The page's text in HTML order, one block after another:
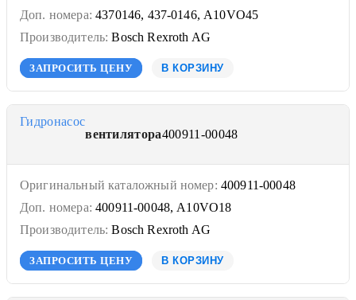
Доп. номера: 4370146, 437-0146, A10VO45
Производитель: Bosch Rexroth AG
ЗАПРОСИТЬ ЦЕНУ В КОРЗИНУ
Гидронасос
вентилятора400911-00048
Оригинальный каталожный номер: 400911-00048
Доп. номера: 400911-00048, A10VO18
Производитель: Bosch Rexroth AG
ЗАПРОСИТЬ ЦЕНУ В КОРЗИНУ